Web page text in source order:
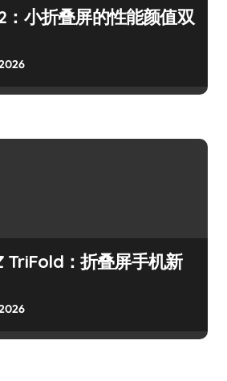
：小折叠屏的性能颜值双
TriFold：折叠屏手机新